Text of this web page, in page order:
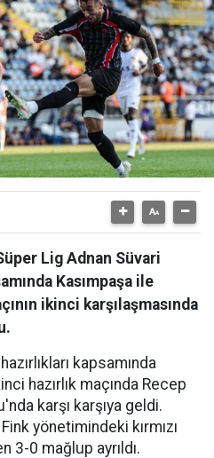
Lig Adnan Süvari
Kasımpaşa ile
ikinci karşılaşmasında
kapsamında
hazırlık maçında Recep
karşı karşıya geldi.
yönetimindeki kırmızı
3-0 mağlup ayrıldı.